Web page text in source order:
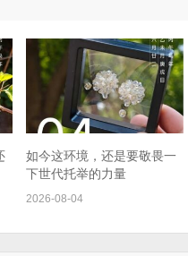
如今这环境，还是要敬畏一
下世代托举的力量
2026-08-04